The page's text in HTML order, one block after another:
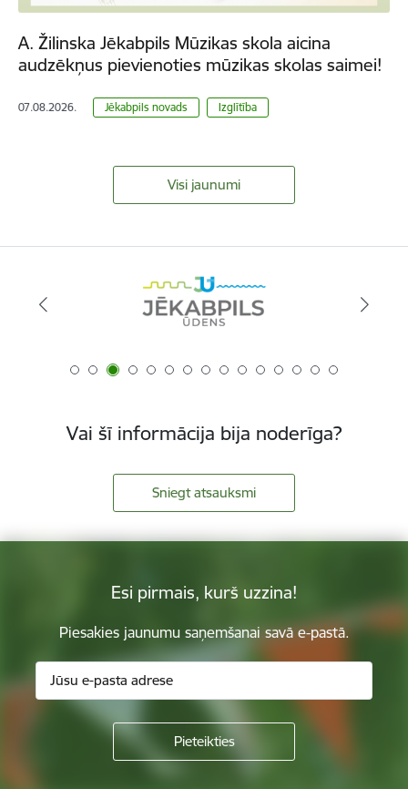
A. Žilinska Jēkabpils Mūzikas skola aicina
audzēkņus pievienoties mūzikas skolas saimei!
07.08.2026. Jēkabpils novads Izglītība
Visi jaunumi
Vai šī informācija bija noderīga?
Sniegt atsauksmi
Esi pirmais, kurš uzzina!
Piesakies jaunumu saņemšanai savā e-pastā.